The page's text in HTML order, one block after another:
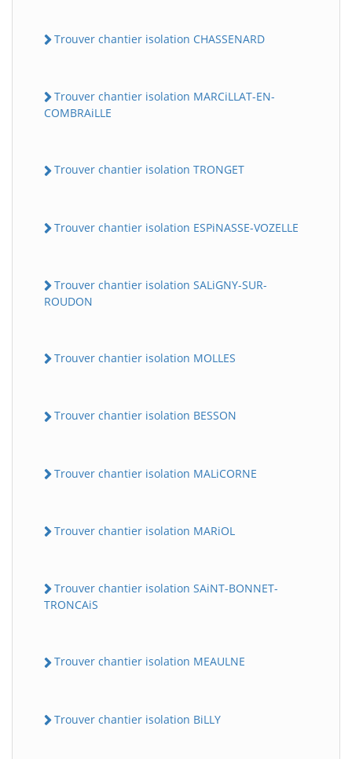
Trouver chantier isolation CHASSENARD
Trouver chantier isolation MARCiLLAT-EN-
COMBRAiLLE
Trouver chantier isolation TRONGET
Trouver chantier isolation ESPiNASSE-VOZELLE
Trouver chantier isolation SALiGNY-SUR-
ROUDON
Trouver chantier isolation MOLLES
Trouver chantier isolation BESSON
Trouver chantier isolation MALiCORNE
Trouver chantier isolation MARiOL
Trouver chantier isolation SAiNT-BONNET-
TRONCAiS
Trouver chantier isolation MEAULNE
Trouver chantier isolation BiLLY